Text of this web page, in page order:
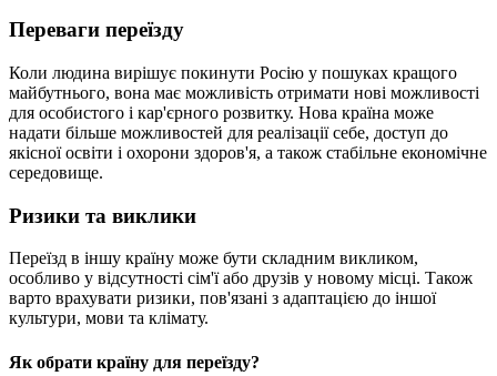
Переваги переїзду
Коли людина вирішує покинути Росію у пошуках кращого
майбутнього, вона має можливість отримати нові можливості
для особистого і кар'єрного розвитку. Нова країна може
надати більше можливостей для реалізації себе, доступ до
якісної освіти і охорони здоров'я, а також стабільне економічне
середовище.
Ризики та виклики
Переїзд в іншу країну може бути складним викликом,
особливо у відсутності сім'ї або друзів у новому місці. Також
варто врахувати ризики, пов'язані з адаптацією до іншої
культури, мови та клімату.
Як обрати країну для переїзду?